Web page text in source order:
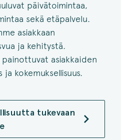
päivätoimintaa,
sekä etäpalvelu.
asiakkaan
ja kehitystä.
painottuvat asiakkaiden
kokemuksellisuus.
tukevaan